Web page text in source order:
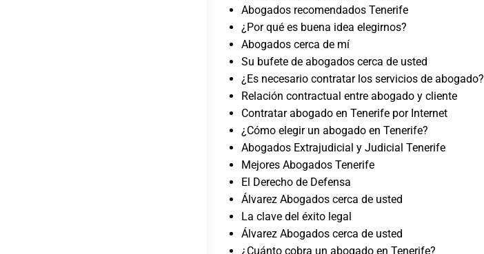
Abogados recomendados Tenerife
¿Por qué es buena idea elegirnos?
Abogados cerca de mí
Su bufete de abogados cerca de usted
¿Es necesario contratar los servicios de abogado?
Relación contractual entre abogado y cliente
Contratar abogado en Tenerife por Internet
¿Cómo elegir un abogado en Tenerife?
Abogados Extrajudicial y Judicial Tenerife
Mejores Abogados Tenerife
El Derecho de Defensa
Álvarez Abogados cerca de usted
La clave del éxito legal
Álvarez Abogados cerca de usted
¿Cuánto cobra un abogado en Tenerife?